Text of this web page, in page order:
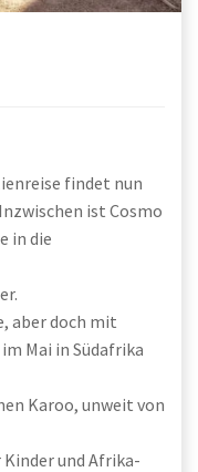
findet nun
ist Cosmo
in die
aber doch mit
Mai in Südafrika
Karoo, unweit von
und Afrika-